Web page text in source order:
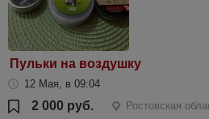
Пульки на воздушку
12 Мая, в 09:04
2 000 руб.
Ростовская